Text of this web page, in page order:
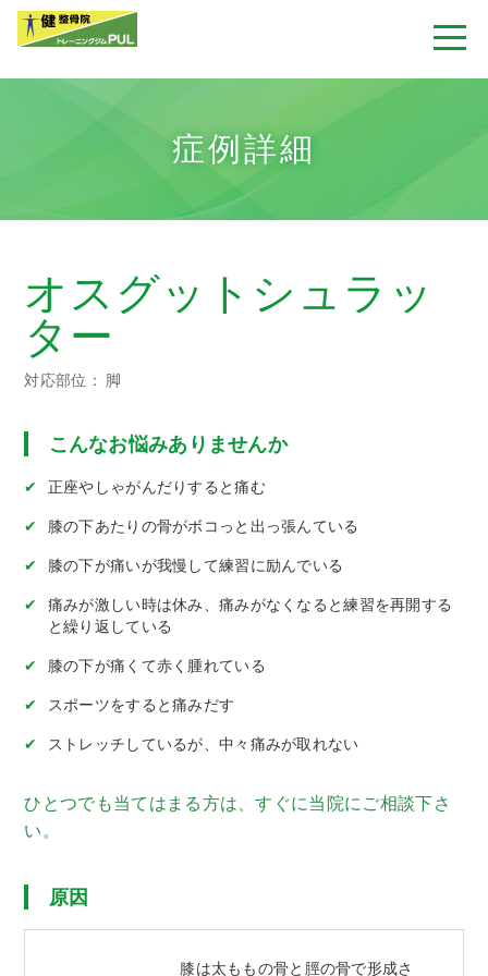
症例詳細
オスグットシュラッ
ター
対応部位： 脚
こんなお悩みありませんか
正座やしゃがんだりすると痛む
膝の下あたりの骨がボコっと出っ張んている
膝の下が痛いが我慢して練習に励んでいる
痛みが激しい時は休み、痛みがなくなると練習を再開する
と繰り返している
膝の下が痛くて赤く腫れている
スポーツをすると痛みだす
ストレッチしているが、中々痛みが取れない
ひとつでも当てはまる方は、すぐに当院にご相談下さ
い。
原因
膝は太ももの骨と脛の骨で形成さ